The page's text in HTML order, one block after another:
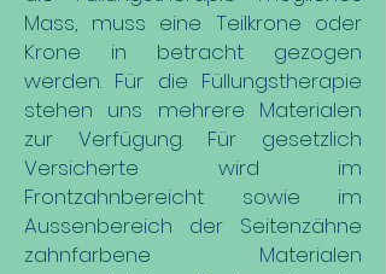
Mass, muss eine Teilkrone oder
Krone in betracht gezogen
werden. Für die Füllungstherapie
stehen uns mehrere Materialen
zur Verfügung. Für gesetzlich
Versicherte wird im
Frontzahnbereicht sowie im
Aussenbereich der Seitenzähne
zahnfarbene Materialen